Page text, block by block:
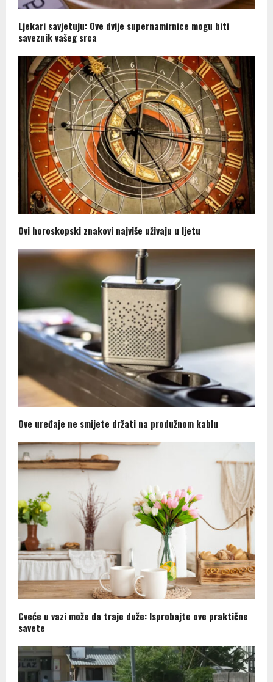
Ljekari savjetuju: Ove dvije supernamirnice mogu biti
saveznik vašeg srca
Ovi horoskopski znakovi najviše uživaju u ljetu
Ove uređaje ne smijete držati na produžnom kablu
Cveće u vazi može da traje duže: Isprobajte ove praktične
savete